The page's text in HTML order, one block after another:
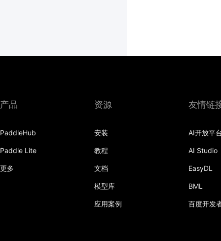
产品
PaddleHub
Paddle Lite
更多
资源
安装
教程
文档
模型库
应用案例
友情链
AI开放平
AI Studio
EasyDL
BML
百度开发